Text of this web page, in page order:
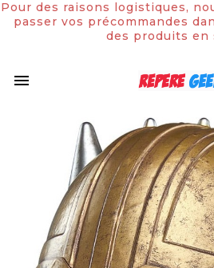

Pour des raisons logistiques,
passer vos précommandes
des produits en